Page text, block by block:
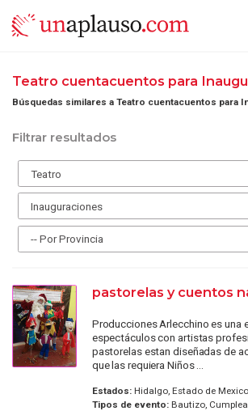
Teatro cuentacuentos para
Búsquedas similares a Teatro cuentacuentos para
Filtrar resultados
pastorelas y cuentos
Producciones Arlecchino es una
espectáculos con artistas
pastorelas estan diseñadas de
que las requiera Niños ...
Estados:Hidalgo, Estado de
Tipos de evento:Bautizo,